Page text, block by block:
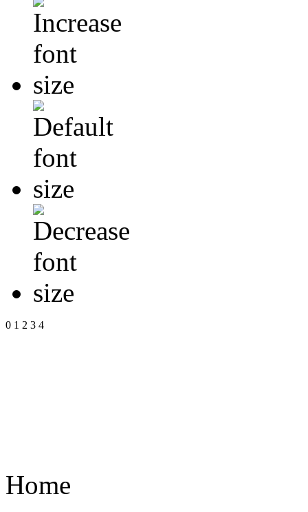
0 1 2 3 4
Home